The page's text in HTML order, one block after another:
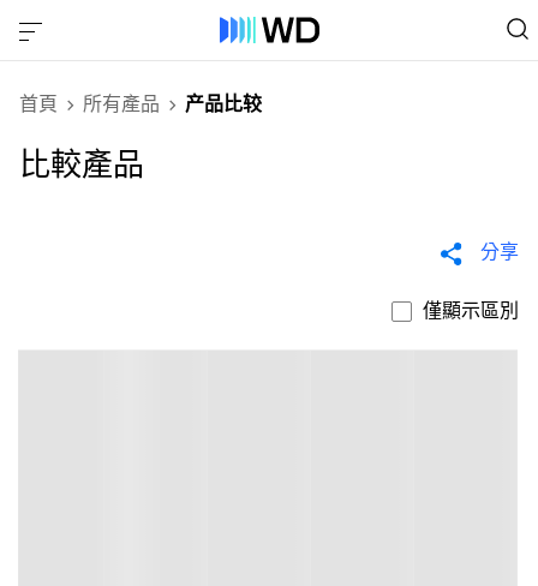
首頁 所有產品 产品比较
比較產品
分享
僅顯示區別